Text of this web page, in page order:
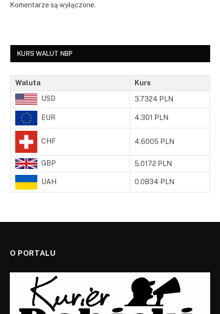
Komentarze są wyłączone.
KURS WALUT NBP
Waluta Kurs
USD 3.7324 PLN
EUR 4.301 PLN
CHF 4.6005 PLN
GBP 5.0172 PLN
UAH 0.0834 PLN
O PORTALU